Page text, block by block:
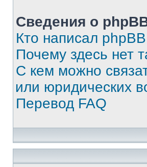
Сведения о
Кто написал
Почему здесь нет
С кем можно
или юридических
Перевод FAQ